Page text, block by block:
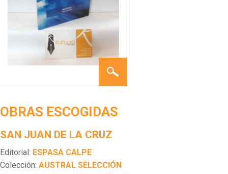
ESCOGIDAS
OBRAS ESCOGIDAS
SAN JUAN DE LA CRUZ
Editorial: ESPASA CALPE
Colección: AUSTRAL SELECCIÓN